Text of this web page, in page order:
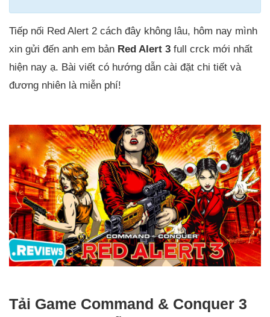
Tiếp nối Red Alert 2 cách đây không lâu, hôm nay mình
xin gửi đến anh em bản Red Alert 3 full crck mới nhất
hiện nay ạ. Bài viết có hướng dẫn cài đặt chi tiết và
đương nhiên là miễn phí!
Tải Game Command & Conquer 3